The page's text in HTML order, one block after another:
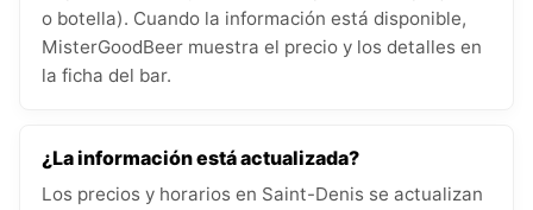
o botella). Cuando la información está disponible,
MisterGoodBeer muestra el precio y los detalles en
la ficha del bar.
¿La información está actualizada?
Los precios y horarios en Saint-Denis se actualizan